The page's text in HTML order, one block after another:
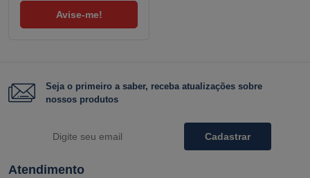
Avise-me!
Seja o primeiro a saber, receba atualizações sobre
nossos produtos
Cadastrar
Atendimento